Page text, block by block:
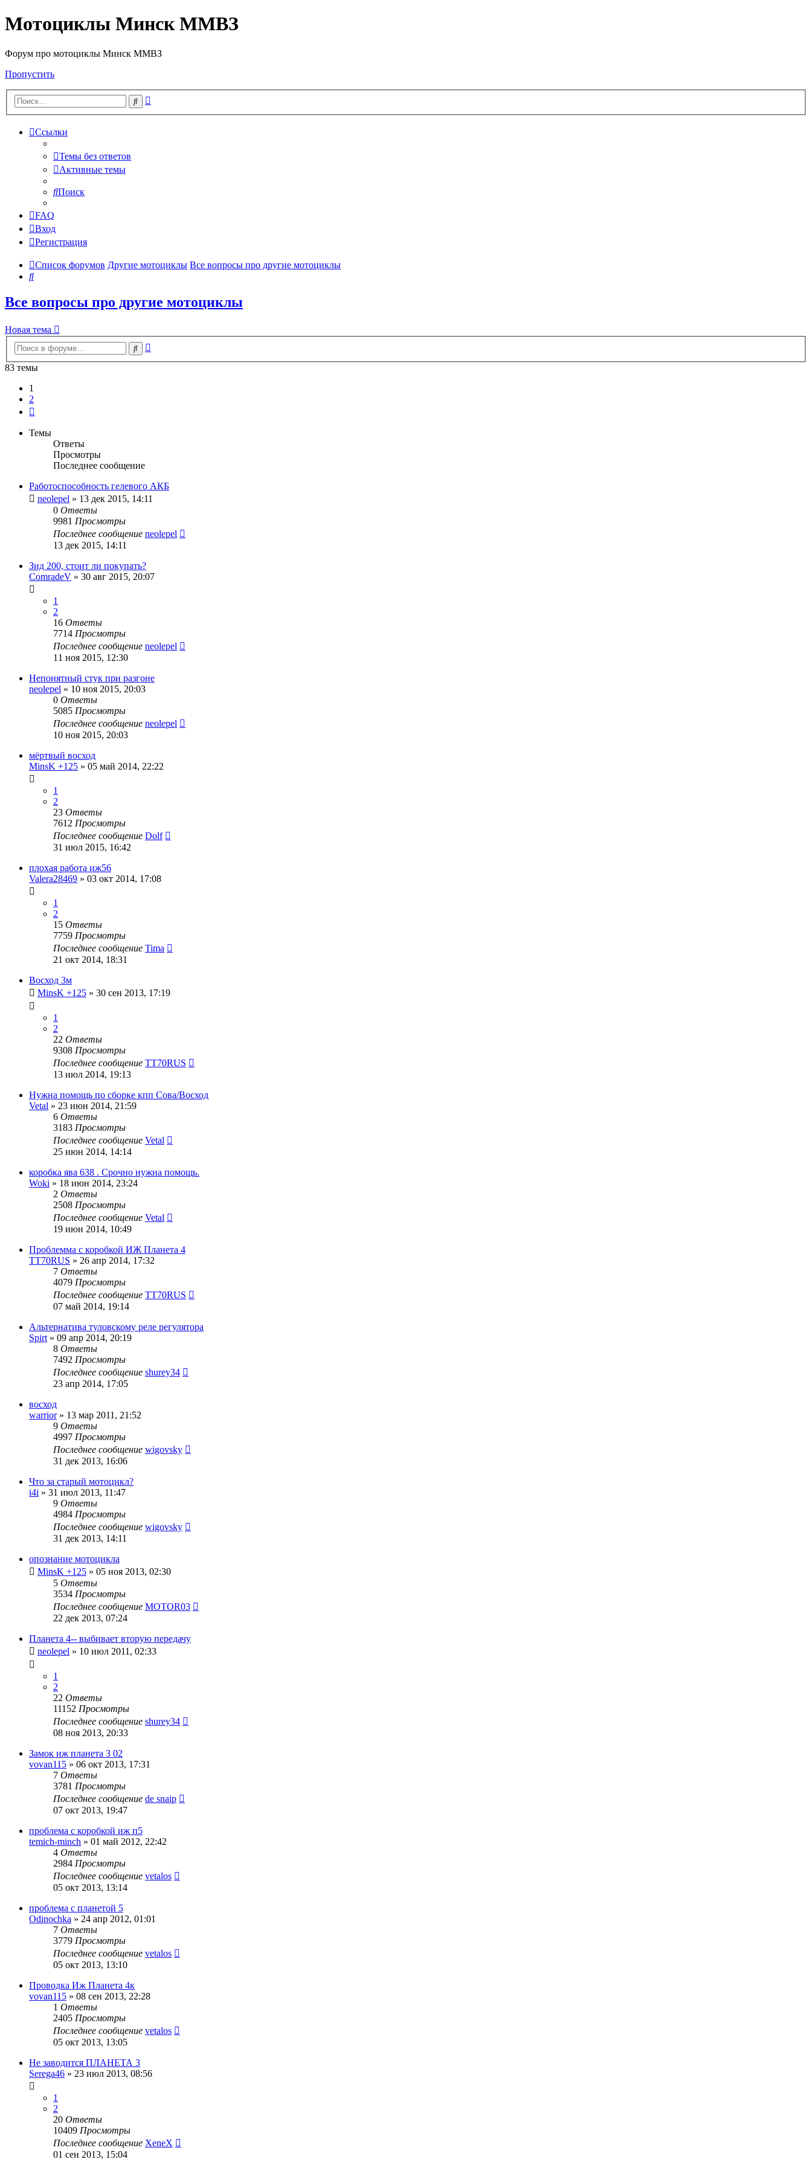
Мотоциклы Минск ММВЗ
Форум про мотоциклы Минск ММВЗ
Пропустить
Поиск
Ссылки
Темы без ответов
Активные темы
Поиск
FAQ
Вход
Регистрация
Список форумов Другие мотоциклы Все вопросы про другие мотоциклы
Поиск
Все вопросы про другие мотоциклы
Новая тема
Поиск
83 темы
1
2
Темы
Ответы
Просмотры
Последнее сообщение
Работоспособность гелевого АКБ
neolepel » 13 дек 2015, 14:11
0 Ответы
9981 Просмотры
Последнее сообщение neolepel
13 дек 2015, 14:11
Зид 200, стоит ли покупать?
ComradeV » 30 авг 2015, 20:07
1
2
16 Ответы
7714 Просмотры
Последнее сообщение neolepel
11 ноя 2015, 12:30
Непонятный стук при разгоне
neolepel » 10 ноя 2015, 20:03
0 Ответы
5085 Просмотры
Последнее сообщение neolepel
10 ноя 2015, 20:03
мёртвый восход
MinsK +125 » 05 май 2014, 22:22
1
2
23 Ответы
7612 Просмотры
Последнее сообщение Dolf
31 июл 2015, 16:42
плохая работа иж56
Valera28469 » 03 окт 2014, 17:08
1
2
15 Ответы
7759 Просмотры
Последнее сообщение Tima
21 окт 2014, 18:31
Восход 3м
MinsK +125 » 30 сен 2013, 17:19
1
2
22 Ответы
9308 Просмотры
Последнее сообщение TT70RUS
13 июл 2014, 19:13
Нужна помощь по сборке кпп Сова/Восход
Vetal » 23 июн 2014, 21:59
6 Ответы
3183 Просмотры
Последнее сообщение Vetal
25 июн 2014, 14:14
коробка ява 638 . Срочно нужна помощь.
Woki » 18 июн 2014, 23:24
2 Ответы
2508 Просмотры
Последнее сообщение Vetal
19 июн 2014, 10:49
Проблемма с коробкой ИЖ Планета 4
TT70RUS » 26 апр 2014, 17:32
7 Ответы
4079 Просмотры
Последнее сообщение TT70RUS
07 май 2014, 19:14
Альтернатива туловскому реле регулятора
Spirt » 09 апр 2014, 20:19
8 Ответы
7492 Просмотры
Последнее сообщение shurey34
23 апр 2014, 17:05
восход
warrior» 13 мар 2011, 21:52
9 Ответы
4997 Просмотры
Последнее сообщение wigovsky
31 дек 2013, 16:06
Что за старый мотоцикл?
i4i » 31 июл 2013, 11:47
9 Ответы
4984 Просмотры
Последнее сообщение wigovsky
31 дек 2013, 14:11
опознание мотоцикла
MinsK +125 » 05 ноя 2013, 02:30
5 Ответы
3534 Просмотры
Последнее сообщение MOTOR03
22 дек 2013, 07:24
Планета 4-- выбивает вторую передачу
neolepel » 10 июл 2011, 02:33
1
2
22 Ответы
11152 Просмотры
Последнее сообщение shurey34
08 ноя 2013, 20:33
Замок иж планета 3 02
vovan115 » 06 окт 2013, 17:31
7 Ответы
3781 Просмотры
Последнее сообщение de snaip
07 окт 2013, 19:47
проблема с коробкой иж п5
temich-minch » 01 май 2012, 22:42
4 Ответы
2984 Просмотры
Последнее сообщение vetalos
05 окт 2013, 13:14
проблема с планетой 5
Odinochka » 24 апр 2012, 01:01
7 Ответы
3779 Просмотры
Последнее сообщение vetalos
05 окт 2013, 13:10
Проводка Иж Планета 4к
vovan115 » 08 сен 2013, 22:28
1 Ответы
2405 Просмотры
Последнее сообщение vetalos
05 окт 2013, 13:05
Не заводится ПЛАНЕТА 3
Serega46 » 23 июл 2013, 08:56
1
2
20 Ответы
10409 Просмотры
Последнее сообщение XeneX
01 сен 2013, 15:04